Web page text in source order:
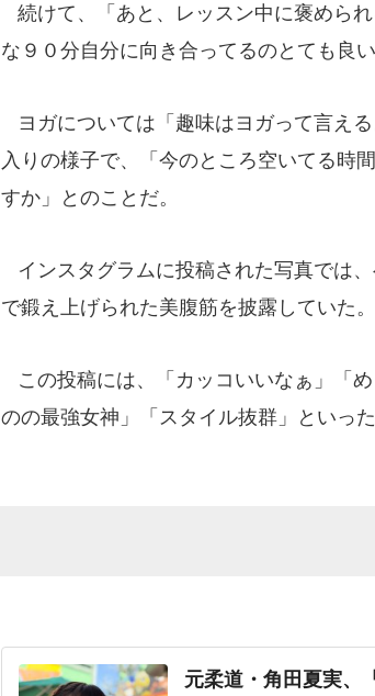
続けて、「あと、レッスン中に褒めら
な９０分自分に向き合ってるのとても良
ヨガについては「趣味はヨガって言え
入りの様子で、「今のところ空いてる時
すか」とのことだ。
インスタグラムに投稿された写真では
で鍛え上げられた美腹筋を披露していた。
この投稿には、「カッコいいなぁ」「
のの最強女神」「スタイル抜群」といっ
元柔道・角田夏実、